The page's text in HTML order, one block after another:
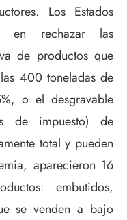
Los Estados
en rechazar las
de productos que
400 toneladas de
o el desgravable
de impuesto) de
total y pueden
aparecieron 16
embutidos,
se venden a bajo